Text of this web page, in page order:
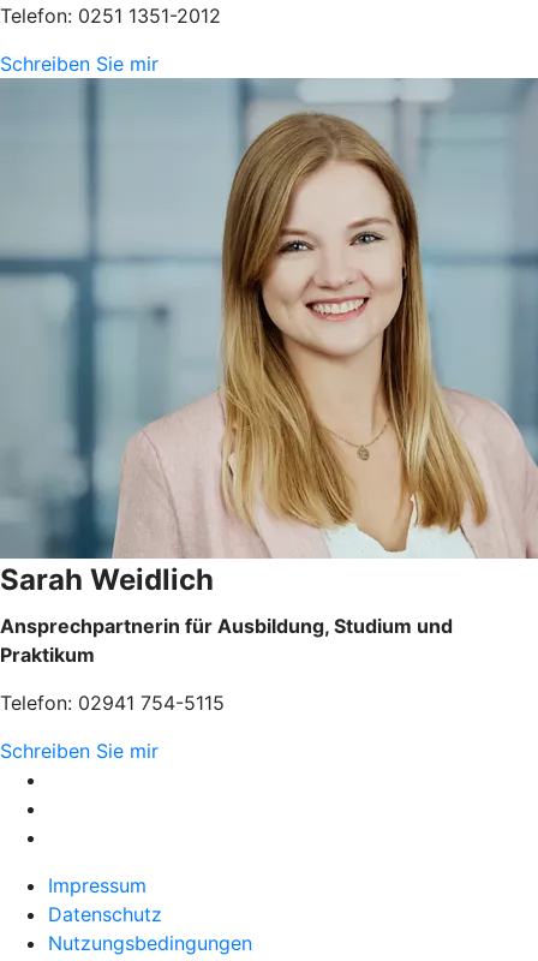
Telefon: 0251 1351-2012
Schreiben Sie mir
Sarah Weidlich
Ansprechpartnerin für Ausbildung, Studium und
Praktikum
Telefon: 02941 754-5115
Schreiben Sie mir
Impressum
Datenschutz
Nutzungsbedingungen